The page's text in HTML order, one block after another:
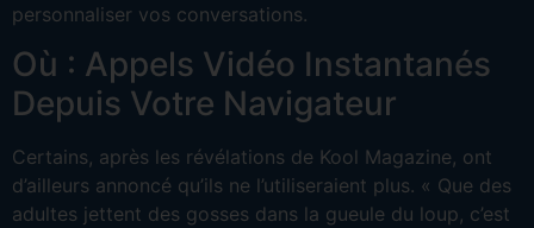
personnaliser vos conversations.
Où : Appels Vidéo Instantanés
Depuis Votre Navigateur
Certains, après les révélations de Kool Magazine, ont
d’ailleurs annoncé qu’ils ne l’utiliseraient plus. « Que des
adultes jettent des gosses dans la gueule du loup, c’est